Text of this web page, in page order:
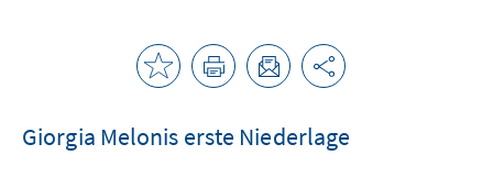
Giorgia Melonis erste Niederlage